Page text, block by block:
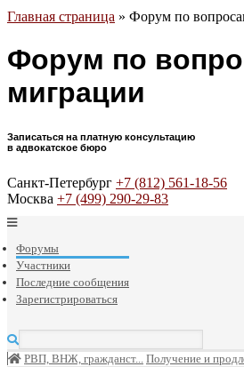
Главная страница » Форум по
Форум по
миграции
Записаться на платную консультацию
в адвокатское бюро
Санкт-Петербург +7 (812) 561-18-56
Москва +7 (499) 290-29-83
Форумы
Участники
Последние сообщения
Зарегистрироваться
РВП, ВНЖ, гражданст... Получение и